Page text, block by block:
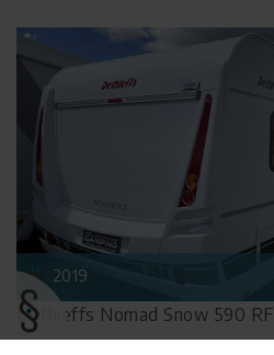
2019
Dethleffs Nomad Snow 590 RF